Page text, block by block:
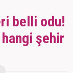
belli odu!
şehir